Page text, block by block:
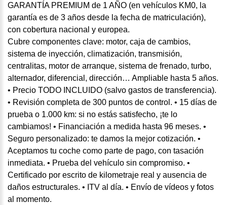
GARANTÍA PREMIUM de 1 AÑO (en vehículos KM0, la
garantía es de 3 años desde la fecha de matriculación),
con cobertura nacional y europea.
Cubre componentes clave: motor, caja de cambios,
sistema de inyección, climatización, transmisión,
centralitas, motor de arranque, sistema de frenado, turbo,
alternador, diferencial, dirección… Ampliable hasta 5 años.
• Precio TODO INCLUIDO (salvo gastos de transferencia).
• Revisión completa de 300 puntos de control. • 15 días de
prueba o 1.000 km: si no estás satisfecho, ¡te lo
cambiamos! • Financiación a medida hasta 96 meses. •
Seguro personalizado: te damos la mejor cotización. •
Aceptamos tu coche como parte de pago, con tasación
inmediata. • Prueba del vehículo sin compromiso. •
Certificado por escrito de kilometraje real y ausencia de
daños estructurales. • ITV al día. • Envío de vídeos y fotos
al momento.